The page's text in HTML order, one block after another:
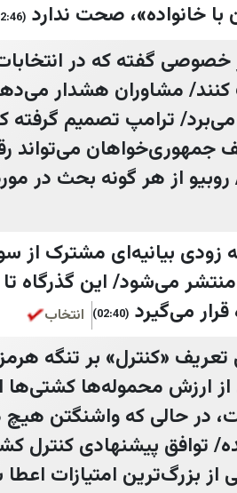
خانواده»، صحت ندارد (02:46)
مشاوران هشدار
می‌برد/ ترامپ تصمیم
می‌تواند
گونه بحث در مورد ۲۰۲۸ رویگردان
زودی بیانیه‌ای مشترک از
می‌شود/ این گذرگاه
قرار می‌گیرد (02:40) انتخاب
«کنترل» بر تنگه
بین ۵ تا ۷ درصد از ارزش
حدود ۳ درصد است، در حالی که
توافق پیشنهادی کنترل
بزرگ‌ترین امتیازات